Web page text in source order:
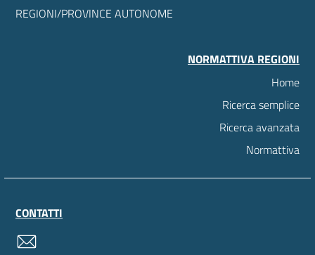
REGIONI/PROVINCE AUTONOME
NORMATTIVA REGIONI
Home
Ricerca semplice
Ricerca avanzata
Normattiva
CONTATTI